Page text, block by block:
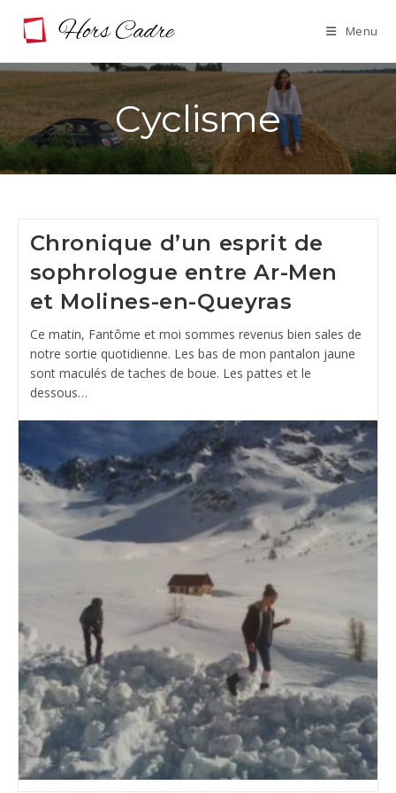
Menu
Cyclisme
Chronique d’un esprit de
sophrologue entre Ar-Men
et Molines-en-Queyras
Ce matin, Fantôme et moi sommes revenus bien sales de
notre sortie quotidienne. Les bas de mon pantalon jaune
sont maculés de taches de boue. Les pattes et le
dessous…